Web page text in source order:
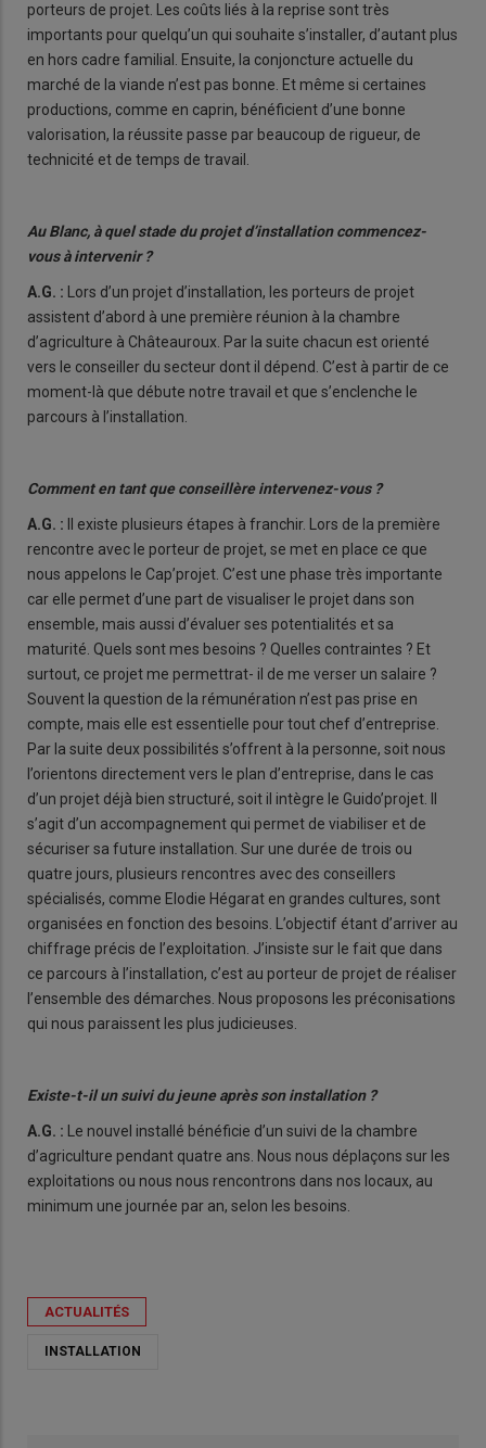
porteurs de projet. Les coûts liés à la reprise sont très
importants pour quelqu’un qui souhaite s’installer, d’autant plus
en hors cadre familial. Ensuite, la conjoncture actuelle du
marché de la viande n’est pas bonne. Et même si certaines
productions, comme en caprin, bénéficient d’une bonne
valorisation, la réussite passe par beaucoup de rigueur, de
technicité et de temps de travail.
Au Blanc, à quel stade du projet d’installation commencez-
vous à intervenir ?
A.G. : Lors d’un projet d’installation, les porteurs de projet
assistent d’abord à une première réunion à la chambre
d’agriculture à Châteauroux. Par la suite chacun est orienté
vers le conseiller du secteur dont il dépend. C’est à partir de ce
moment-là que débute notre travail et que s’enclenche le
parcours à l’installation.
Comment en tant que conseillère intervenez-vous ?
A.G. :
Il existe plusieurs étapes à franchir. Lors de la première
rencontre avec le porteur de projet, se met en place ce que
nous appelons le Cap’projet. C’est une phase très importante
car elle permet d’une part de visualiser le projet dans son
ensemble, mais aussi d’évaluer ses potentialités et sa
maturité. Quels sont mes besoins ? Quelles contraintes ? Et
surtout, ce projet me permettrat- il de me verser un salaire ?
Souvent la question de la rémunération n’est pas prise en
compte, mais elle est essentielle pour tout chef d’entreprise.
Par la suite deux possibilités s’offrent à la personne, soit nous
l’orientons directement vers le plan d’entreprise, dans le cas
d’un projet déjà bien structuré, soit il intègre le Guido’projet. Il
s’agit d’un accompagnement qui permet de viabiliser et de
sécuriser sa future installation. Sur une durée de trois ou
quatre jours, plusieurs rencontres avec des conseillers
spécialisés, comme Elodie Hégarat en grandes cultures, sont
organisées en fonction des besoins. L’objectif étant d’arriver au
chiffrage précis de l’exploitation. J’insiste sur le fait que dans
ce parcours à l’installation, c’est au porteur de projet de réaliser
l’ensemble des démarches. Nous proposons les préconisations
qui nous paraissent les plus judicieuses.
Existe-t-il un suivi du jeune après son installation ?
A.G. : Le nouvel installé bénéficie d’un suivi de la chambre
d’agriculture pendant quatre ans. Nous nous déplaçons sur les
exploitations ou nous nous rencontrons dans nos locaux, au
minimum une journée par an, selon les besoins.
ACTUALITÉS
INSTALLATION